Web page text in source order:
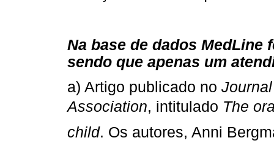
Na base de dados MedLine
sendo que apenas um
a) Artigo publicado no
Association, intitulado The
child. Os autores, Anni